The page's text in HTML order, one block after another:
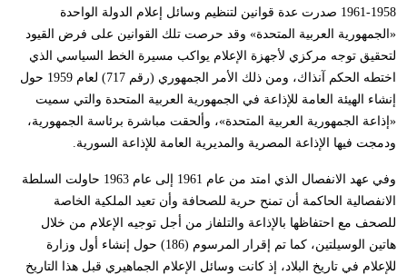
1958-1961 صدرت عدة قوانين لتنظيم وسائل إعلام الدولة الواحدة
«الجمهورية العربية المتحدة» وقد حرصت تلك القوانين على فرض القيود
لتحقيق توجه مركزي لأجهزة الإعلام يواكب مسيرة الخط السياسي الذي
اختطه الحكم آنذاك، ومن ذلك الأمر الجمهوري (رقم 717) لعام 1959 حول
إنشاء الهيئة العامة للإذاعة في الجمهورية العربية المتحدة والتي سميت
«إذاعة الجمهورية العربية المتحدة»، وألحقت مباشرة برئاسة الجمهورية،
ودمجت فيها الإذاعة المصرية والمديرية العامة للإذاعة السورية.
وفي عهد الانفصال الذي امتد من عام 1961 إلى عام 1963 حاولت السلطة
الانفصالية الحاكمة أن تمنح حرية للصحافة وأن تعيد الملكية الخاصة
للصحف مع احتفاظها بالإذاعة والتلفاز من أجل توجيه الإعلام من خلال
هاتين الوسيلتين، كما تم إقرار المرسوم (186) حول إنشاء أول وزارة
للإعلام في تاريخ البلاد، إذ كانت وسائل الإعلام الجماهيري قبل هذا التاريخ